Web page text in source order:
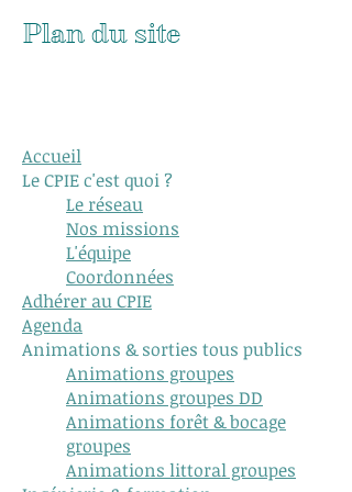
Plan du site
Accueil
Le CPIE c'est quoi ?
Le réseau
Nos missions
L'équipe
Coordonnées
Adhérer au CPIE
Agenda
Animations & sorties tous publics
Animations groupes
Animations groupes DD
Animations forêt & bocage
groupes
Animations littoral groupes